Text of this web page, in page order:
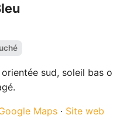
orientée sud, soleil bas
Maps · Site web